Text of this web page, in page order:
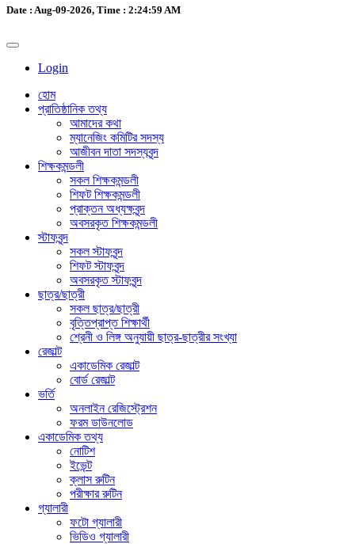
Date : Aug-09-2026, Time : 2:24:59 AM
Login
হোম
প্রাতিষ্ঠানিক তথ্য
আমাদের কথা
ম্যানেজিং কমিটির সদস্য
আজীবন দাতা সদস্যবৃন্দ
শিক্ষকমন্ডলী
সকল শিক্ষকমন্ডলী
শিফট শিক্ষকমন্ডলী
প্রাক্তন অধ্যক্ষবৃন্দ
অবসরকৃত শিক্ষকমন্ডলী
স্টাফবৃন্দ
সকল স্টাফবৃন্দ
শিফট স্টাফবৃন্দ
অবসরকৃত স্টাফবৃন্দ
ছাত্র/ছাত্রী
সকল ছাত্র/ছাত্রী
বৃত্তিপ্রাপ্ত শিক্ষার্থী
শ্রেনী ও লিঙ্গ অনুযায়ী ছাত্র-ছাত্রীর সংখ্যা
রেজাল্ট
একাডেমিক রেজাল্ট
বোর্ড রেজাল্ট
ভর্তি
অনলাইন রেজিস্ট্রেশন
ফরম ডাউনলোড
একাডেমিক তথ্য
নোটিশ
ইভেন্ট
ক্লাস রুটিন
পরীক্ষার রুটিন
গ্যালারী
ফটো গ্যালারী
ভিডিও গ্যালারী